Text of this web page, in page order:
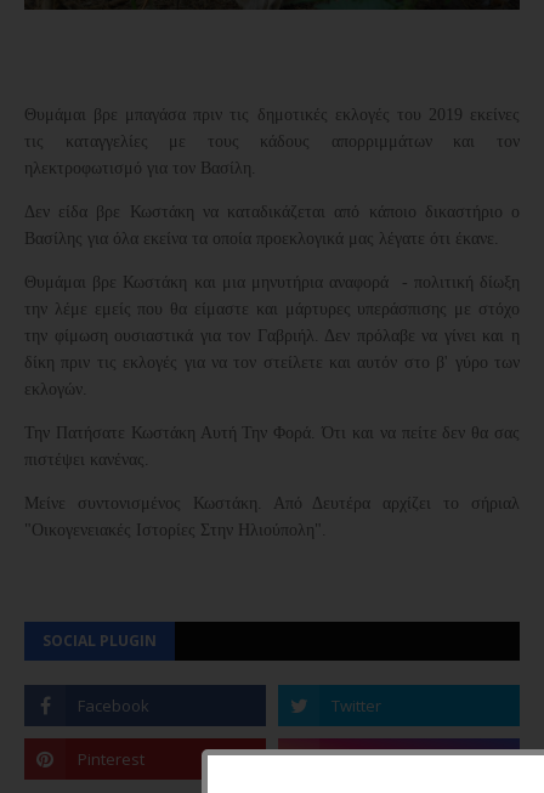
Θυμάμαι βρε μπαγάσα πριν τις δημοτικές εκλογές του 2019 εκείνες
τις καταγγελίες με τους κάδους απορριμμάτων και τον
ηλεκτροφωτισμό για τον Βασίλη.
Δεν είδα βρε Κωστάκη να καταδικάζεται από κάποιο δικαστήριο ο
Βασίλης για όλα εκείνα τα οποία προεκλογικά μας λέγατε ότι έκανε.
Θυμάμαι βρε Κωστάκη και μια μηνυτήρια αναφορά - πολιτική δίωξη
την λέμε εμείς που θα είμαστε και μάρτυρες υπεράσπισης με στόχο
την φίμωση ουσιαστικά για τον Γαβριήλ. Δεν πρόλαβε να γίνει και η
δίκη πριν τις εκλογές για να τον στείλετε και αυτόν στο β' γύρο των
εκλογών.
Την Πατήσατε Κωστάκη Αυτή Την Φορά. Ότι και να πείτε δεν θα σας
πιστέψει κανένας.
Μείνε συντονισμένος Κωστάκη. Από Δευτέρα αρχίζει το σήριαλ
"Οικογενειακές Ιστορίες Στην Ηλιούπολη".
SOCIAL PLUGIN